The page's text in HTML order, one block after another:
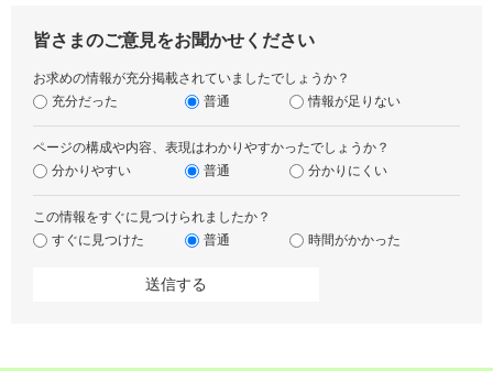
皆さまのご意見をお聞かせください
お求めの情報が充分掲載されていましたでしょうか？
充分だった
普通 情報が足りない
ページの構成や内容、表現はわかりやすかったでしょうか？
分かりやすい
普通 分かりにくい
この情報をすぐに見つけられましたか？
すぐに見つけた
普通 時間がかかった